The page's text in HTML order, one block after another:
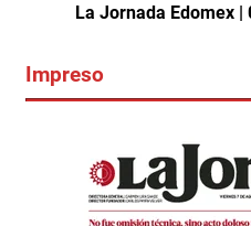
La Jornada Edomex |
Impreso